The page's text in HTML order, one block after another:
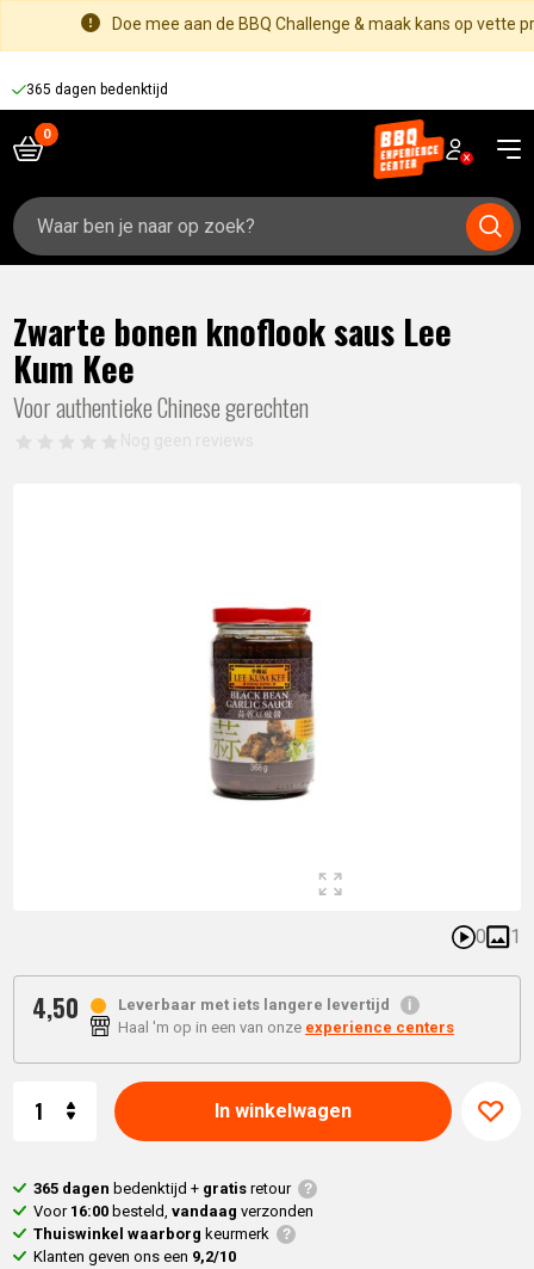
Doe mee aan de BBQ Challenge & maak kans op vette
365 dagen bedenktijd
Zoeken
naar:
Zwarte bonen knoflook saus Lee
Kum Kee
Voor authentieke Chinese gerechten
0 1
4,50
Leverbaar met iets langere levertijd
Haal 'm op in een van onze experience centers
In winkelwagen
365 dagen bedenktijd + gratisretour
Voor 16:00 besteld,vandaag verzonden
Thuiswinkel waarborg keurmerk
Klanten geven ons een 9,2/10